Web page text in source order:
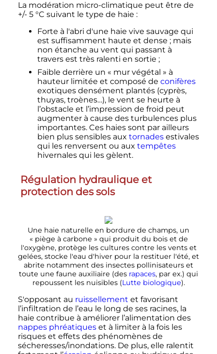
La modération micro-climatique peut être de
+/- 5 °C suivant le type de haie :
Forte à l'abri d'une haie vive sauvage qui
est suffisamment haute et dense ; mais
non étanche au vent qui passant à
travers est très ralenti en sortie ;
Faible derrière un « mur végétal » à
hauteur limitée et composé de conifères
exotiques densément plantés (cyprès,
thuyas, troènes…), le vent se heurte à
l’obstacle et l’impression de froid peut
augmenter à cause des turbulences plus
importantes. Ces haies sont par ailleurs
bien plus sensibles aux tornadesestivales
qui les renversent ou aux tempêtes
hivernales qui les gèlent.
Régulation hydraulique et
protection des sols
Une haie naturelle en bordure de champs, un
« piège à carbone » qui produit du bois et de
l'oxygène, protège les cultures contre les vents et
gelées, stocke l'eau d'hiver pour la restituer l'été, et
abrite notamment des insectes pollinisateurs et
toute une faune auxiliaire (des rapaces, par ex.) qui
repoussent les nuisibles (Lutte biologique).
S'opposant au ruissellement et favorisant
l’infiltration de l’eau le long de ses racines, la
haie contribue à améliorer l’alimentation des
nappes phréatiqueset à limiter à la fois les
risques et effets des phénomènes de
sécheresses/inondations. De plus, elle ralentit